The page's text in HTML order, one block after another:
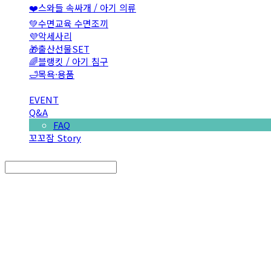
❤️스와들 속싸개 / 아기 의류
💚수면교육 수면조끼
💜악세사리
🎁출산선물SET
🌈블랭킷 / 아기 침구
🛁목욕·용품
EVENT
Q&A
FAQ
꼬꼬잠 Story